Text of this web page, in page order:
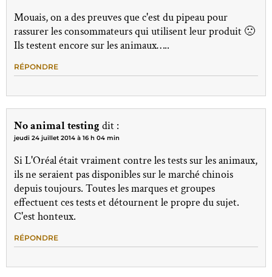
Mouais, on a des preuves que c'est du pipeau pour
rassurer les consommateurs qui utilisent leur produit 🙁
Ils testent encore sur les animaux…..
RÉPONDRE
No animal testing dit :
jeudi 24 juillet 2014 à 16 h 04 min
Si L'Oréal était vraiment contre les tests sur les animaux,
ils ne seraient pas disponibles sur le marché chinois
depuis toujours. Toutes les marques et groupes
effectuent ces tests et détournent le propre du sujet.
C'est honteux.
RÉPONDRE